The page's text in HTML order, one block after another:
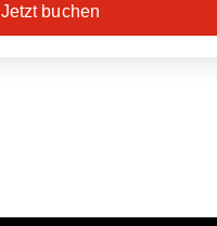
Jetzt buchen